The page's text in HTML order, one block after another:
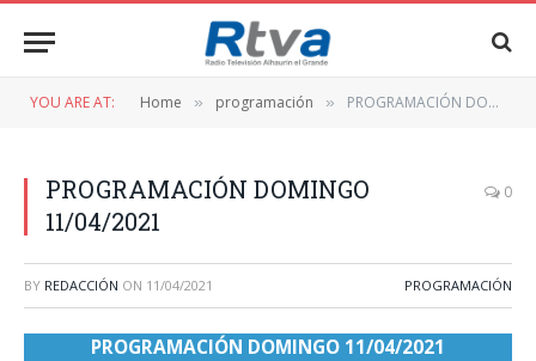
YOU ARE AT: Home » programación » PROGRAMACIÓN DOMINGO 11/04/2021
PROGRAMACIÓN DOMINGO
11/04/2021
0
BY REDACCIÓN ON 11/04/2021 PROGRAMACIÓN
PROGRAMACIÓN DOMINGO 11/04/2021